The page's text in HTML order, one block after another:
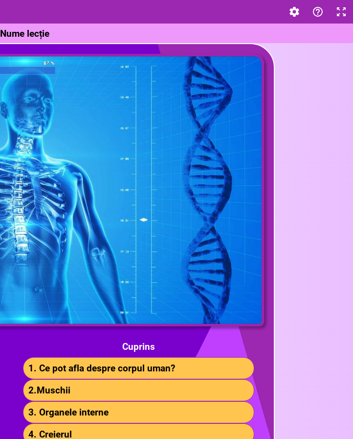
Nume lecție
Cuprins
1. Ce pot afla despre corpul uman?
2.Muschii
3. Organele interne
4. Creierul